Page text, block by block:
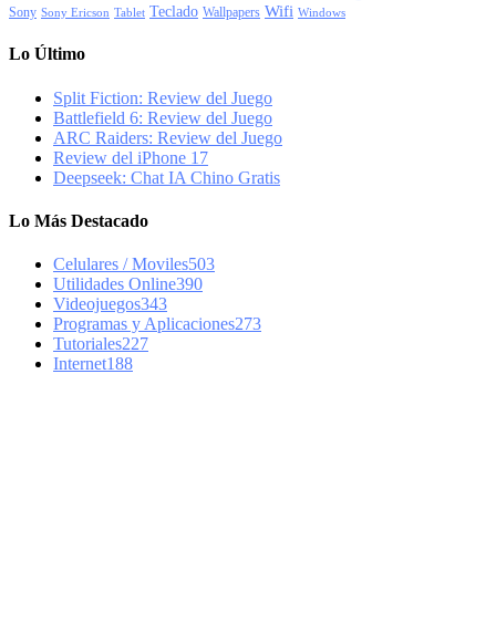
Sony Sony Ericson Tablet Teclado Wallpapers Wifi Windows
Lo Último
Split Fiction: Review del Juego
Battlefield 6: Review del Juego
ARC Raiders: Review del Juego
Review del iPhone 17
Deepseek: Chat IA Chino Gratis
Lo Más Destacado
Celulares / Moviles503
Utilidades Online390
Videojuegos343
Programas y Aplicaciones273
Tutoriales227
Internet188